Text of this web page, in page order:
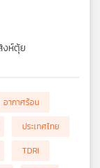
งห์ตุ้ย
อากาศร้อน
ประเทศไทย
TDRI